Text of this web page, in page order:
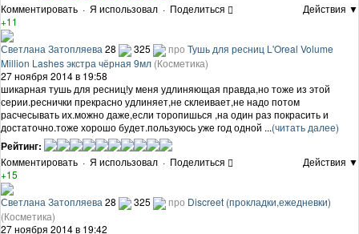
Комментировать · Я использовал · Поделиться
Действия ▼
+11
Светлана Затопляева 28 325 про Тушь для ресниц L'Oreal Volume
Million Lashes экстра чёрная 9мл (Косметика)
27 ноября 2014 в 19:58
шикарная тушь для ресниц!у меня удлиняющая правда,но тоже из этой
серии.реснички прекрасно удлиняет,не склеивает,не надо потом
расчесывать их.можно даже,если торопишься ,на один раз покрасить и
достаточно.тоже хорошо будет.пользуюсь уже год одной ...(читать далее)
Рейтинг:
Комментировать · Я использовал · Поделиться
Действия ▼
+15
Светлана Затопляева 28 325 про Discreet (прокладки,ежедневки)
(Косметика)
27 ноября 2014 в 19:42